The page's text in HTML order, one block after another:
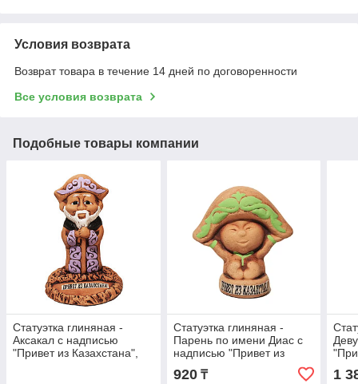
Условия возврата
Возврат товара в течение 14 дней по договоренности
Все условия возврата
Подобные товары компании
Статуэтка глиняная -
Аксакал с надписью
"Привет из Казахстана",
Статуэтка глиняная -
Парень по имени Диас с
надписью "Привет из
Казахстана", 8 см
920₸ 1